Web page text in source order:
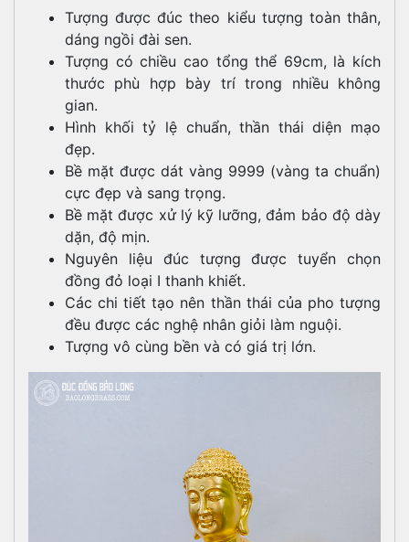
Tượng được đúc theo kiểu tượng toàn thân,
dáng ngồi đài sen.
Tượng có chiều cao tổng thể 69cm, là kích
thước phù hợp bày trí trong nhiều không
gian.
Hình khối tỷ lệ chuẩn, thần thái diện mạo
đẹp.
Bề mặt được dát vàng 9999 (vàng ta chuẩn)
cực đẹp và sang trọng.
Bề mặt được xử lý kỹ lưỡng, đảm bảo độ dày
dặn, độ mịn.
Nguyên liệu đúc tượng được tuyển chọn
đồng đỏ loại I thanh khiết.
Các chi tiết tạo nên thần thái của pho tượng
đều được các nghệ nhân giỏi làm nguội.
Tượng vô cùng bền và có giá trị lớn.